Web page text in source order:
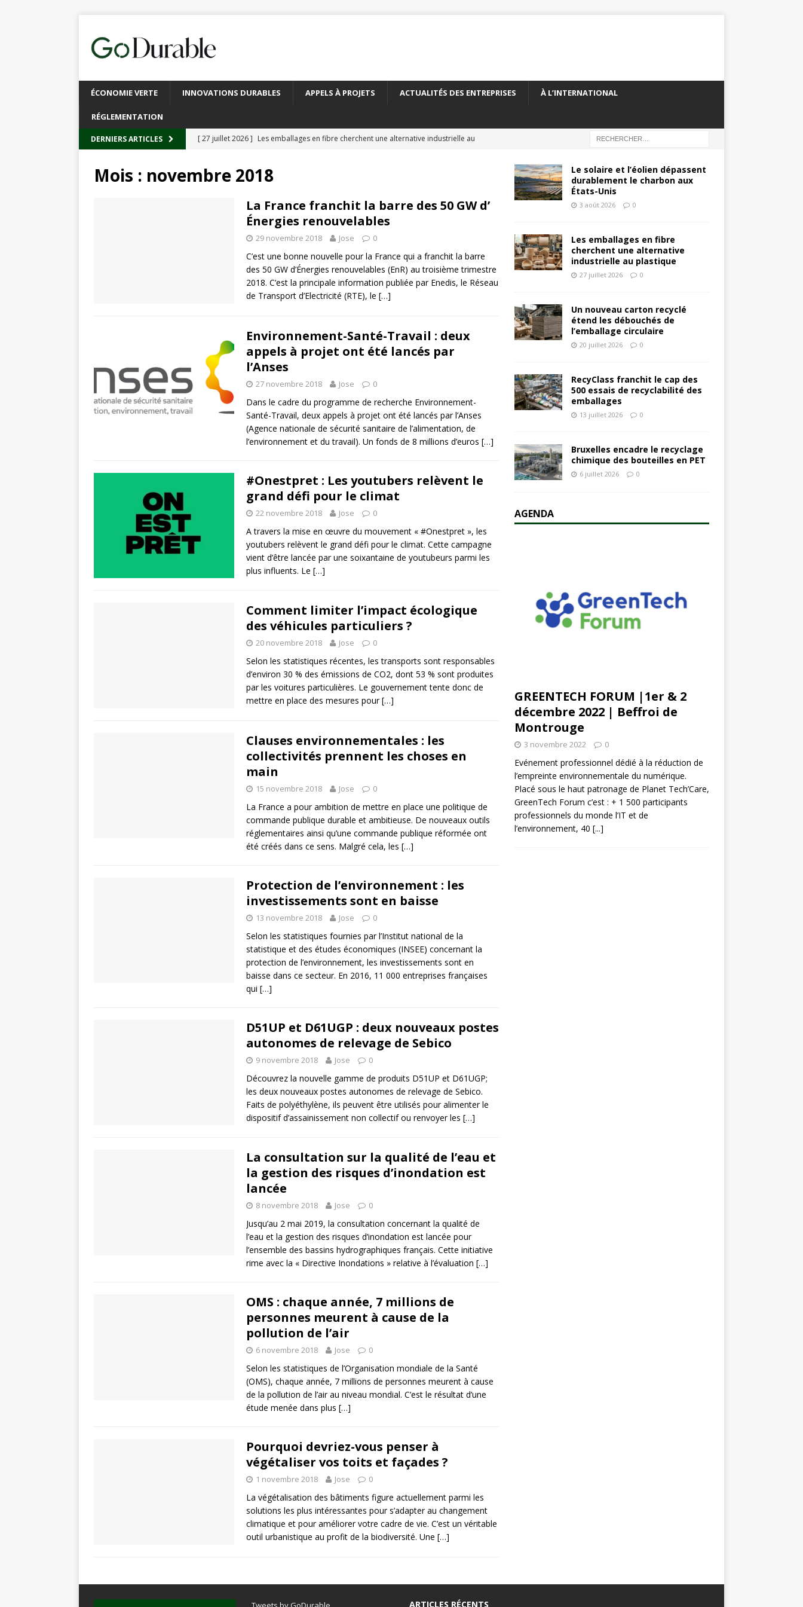
ÉCONOMIE VERTE INNOVATIONS DURABLES APPELS À PROJETS ACTUALITÉS DES ENTREPRISES À L’INTERNATIONAL
RÉGLEMENTATION
DERNIERS ARTICLES [ 27 juillet 2026 ] Les emballages en fibre cherchent une alternative industrielle au
[ 20 juillet 2026 ]
Un nouveau carton recyclé étend les débouchés de l’emballage
ACTUALITÉS DES ENTREPRISES
[ 13 juillet 2026 ] RecyClass franchit le cap des 500 essais de recyclabilité des
ACTUALITÉS DES ENTREPRISES
[ 6 juillet 2026 ] Bruxelles encadre le recyclage chimique des bouteilles en PET
À
L’INTERNATIONAL
[ 3 août 2026 ] Le solaire et l’éolien dépassent durablement le charbon aux États-Unis
Mois : novembre 2018
La France franchit la barre des 50 GW d’
Énergies renouvelables
29 novembre 2018 Jose 0
C’est une bonne nouvelle pour la France qui a franchit la barre
des 50 GW d’Énergies renouvelables (EnR) au troisième trimestre
2018. C’est la principale information publiée par Enedis, le Réseau
de Transport d’Electricité (RTE), le […]
Environnement-Santé-Travail : deux
appels à projet ont été lancés par
l’Anses
27 novembre 2018 Jose 0
Dans le cadre du programme de recherche Environnement-
Santé-Travail, deux appels à projet ont été lancés par l’Anses
(Agence nationale de sécurité sanitaire de l’alimentation, de
l’environnement et du travail). Un fonds de 8 millions d’euros […]
#Onestpret : Les youtubers relèvent le
grand défi pour le climat
22 novembre 2018 Jose 0
A travers la mise en œuvre du mouvement « #Onestpret », les
youtubers relèvent le grand défi pour le climat. Cette campagne
vient d’être lancée par une soixantaine de youtubeurs parmi les
plus influents. Le […]
Comment limiter l’impact écologique
des véhicules particuliers ?
20 novembre 2018 Jose 0
Selon les statistiques récentes, les transports sont responsables
d’environ 30 % des émissions de CO2, dont 53 % sont produites
par les voitures particulières. Le gouvernement tente donc de
mettre en place des mesures pour[…]
Clauses environnementales : les
collectivités prennent les choses en
main
15 novembre 2018 Jose 0
La France a pour ambition de mettre en place une politique de
commande publique durable et ambitieuse. De nouveaux outils
réglementaires ainsi qu’une commande publique réformée ont
été créés dans ce sens. Malgré cela, les […]
Protection de l’environnement : les
investissements sont en baisse
13 novembre 2018 Jose 0
Selon les statistiques fournies par l’Institut national de la
statistique et des études économiques (INSEE) concernant la
protection de l’environnement, les investissements sont en
baisse dans ce secteur. En 2016, 11 000 entreprises françaises
qui […]
D51UP et D61UGP : deux nouveaux postes
autonomes de relevage de Sebico
9 novembre 2018 Jose 0
Découvrez la nouvelle gamme de produits D51UP et D61UGP;
les deux nouveaux postes autonomes de relevage de Sebico.
Faits de polyéthylène, ils peuvent être utilisés pour alimenter le
dispositif d’assainissement non collectif ou renvoyer les […]
La consultation sur la qualité de l’eau et
la gestion des risques d’inondation est
lancée
8 novembre 2018 Jose 0
Jusqu’au 2 mai 2019, la consultation concernant la qualité de
l’eau et la gestion des risques d’inondation est lancée pour
l’ensemble des bassins hydrographiques français. Cette initiative
rime avec la « Directive Inondations » relative à l’évaluation […]
OMS : chaque année, 7 millions de
personnes meurent à cause de la
pollution de l’air
6 novembre 2018 Jose 0
Selon les statistiques de l’Organisation mondiale de la Santé
(OMS), chaque année, 7 millions de personnes meurent à cause
de la pollution de l’air au niveau mondial. C’est le résultat d’une
étude menée dans plus […]
Pourquoi devriez-vous penser à
végétaliser vos toits et façades ?
1 novembre 2018 Jose 0
La végétalisation des bâtiments figure actuellement parmi les
solutions les plus intéressantes pour s’adapter au changement
climatique et pour améliorer votre cadre de vie. C’est un véritable
outil urbanistique au profit de la biodiversité. Une […]
Le solaire et l’éolien dépassent
durablement le charbon aux
États-Unis
3 août 2026 0
Les emballages en fibre
cherchent une alternative
industrielle au plastique
27 juillet 2026 0
Un nouveau carton recyclé
étend les débouchés de
l’emballage circulaire
20 juillet 2026 0
RecyClass franchit le cap des
500 essais de recyclabilité des
emballages
13 juillet 2026 0
Bruxelles encadre le recyclage
chimique des bouteilles en PET
6 juillet 2026 0
AGENDA
GREENTECH FORUM |1er & 2
décembre 2022 | Beffroi de
Montrouge
3 novembre 2022 0
Evénement professionnel dédié à la réduction de
l’empreinte environnementale du numérique.
Placé sous le haut patronage de Planet Tech’Care,
GreenTech Forum c’est : + 1 500 participants
professionnels du monde l’IT et de
l’environnement, 40 [...]
ARTICLES RÉCENTS